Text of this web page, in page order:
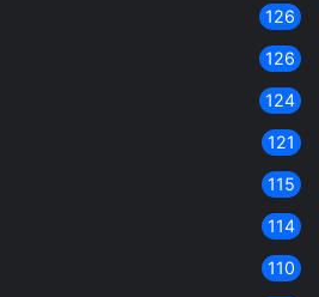
126
126
124
121
115
114
110